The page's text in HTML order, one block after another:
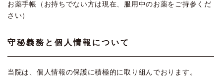
お薬手帳（お持ちでない方は現在、服用中のお薬をご持参くだ
さい）
守秘義務と個人情報について
当院は、個人情報の保護に積極的に取り組んでおります。